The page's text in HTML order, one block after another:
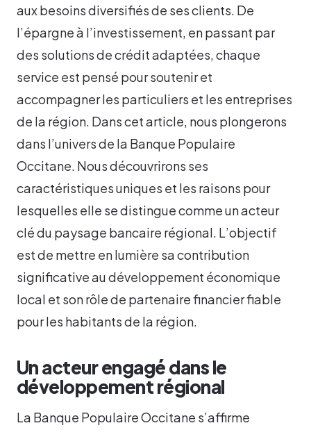
aux besoins diversifiés de ses clients. De
l’épargne à l’investissement, en passant par
des solutions de crédit adaptées, chaque
service est pensé pour soutenir et
accompagner les particuliers et les entreprises
de la région. Dans cet article, nous plongerons
dans l’univers de la Banque Populaire
Occitane. Nous découvrirons ses
caractéristiques uniques et les raisons pour
lesquelles elle se distingue comme un acteur
clé du paysage bancaire régional. L’objectif
est de mettre en lumière sa contribution
significative au développement économique
local et son rôle de partenaire financier fiable
pour les habitants de la région.
Un acteur engagé dans le
développement régional
La Banque Populaire Occitane s’affirme